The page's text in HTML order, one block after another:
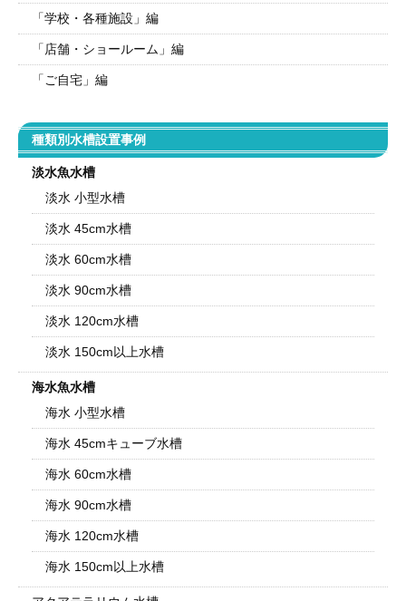
「学校・各種施設」編
「店舗・ショールーム」編
「ご自宅」編
種類別水槽設置事例
淡水魚水槽
淡水 小型水槽
淡水 45cm水槽
淡水 60cm水槽
淡水 90cm水槽
淡水 120cm水槽
淡水 150cm以上水槽
海水魚水槽
海水 小型水槽
海水 45cmキューブ水槽
海水 60cm水槽
海水 90cm水槽
海水 120cm水槽
海水 150cm以上水槽